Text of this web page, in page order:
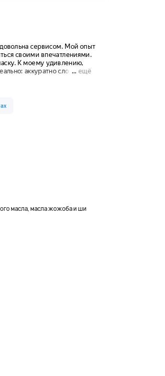
масла, масла жожоба и ши